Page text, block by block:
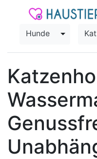
Hunde Toggle